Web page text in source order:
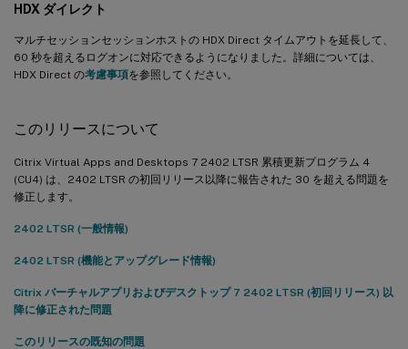
HDX ダイレクト
マルチセッションセッションホストの HDX Direct タイムアウトを延長して、
60 秒を超えるログオンに対応できるようになりました。詳細については、
HDX Direct の考慮事項を参照してください。
このリリースについて
Citrix Virtual Apps and Desktops 7 2402 LTSR 累積更新プログラム 4
(CU4) は、2402 LTSR の初回リリース以降に報告された 30 を超える問題を
修正します。
2402 LTSR (一般情報)
2402 LTSR (機能とアップグレード情報)
Citrix バーチャルアプリおよびデスクトップ 7 2402 LTSR (初回リリース) 以
降に修正された問題
このリリースの既知の問題